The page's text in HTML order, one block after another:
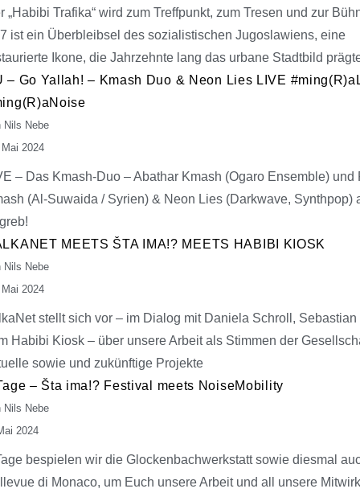
„Habibi Trafika“ wird zum Treffpunkt, zum Tresen und zur
ist ein Überbleibsel des sozialistischen Jugoslawiens, eine
Ikone, die Jahrzehnte lang das urbane Stadtbild
– Go Yallah! – Kmash Duo & Neon Lies LIVE
Nils Nebe
2024
– Das Kmash-Duo – Abathar Kmash (Ogaro Ensemble) und
(Al-Suwaida / Syrien) & Neon Lies (Darkwave, Synthpop)
MEETS ŠTA IMA!? MEETS HABIBI KIOSK​
Nils Nebe
2024
stellt sich vor – im Dialog mit Daniela Schroll, Sebastian
Habibi Kiosk – über unsere Arbeit als Stimmen der
sowie und zukünftige Projekte
– Šta ima!? Festival meets NoiseMobility
Nils Nebe
2024
bespielen wir die Glockenbachwerkstatt sowie diesmal
di Monaco, um Euch unsere Arbeit und all unsere